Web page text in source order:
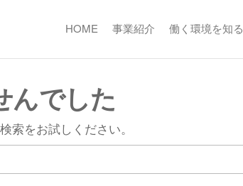
HOME 事業紹介 働く環境を知る
んでした
索をお試しください。